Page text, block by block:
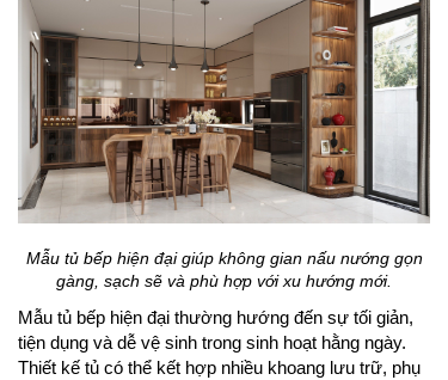
Mẫu tủ bếp hiện đại giúp không gian nấu nướng gọn
gàng, sạch sẽ và phù hợp với xu hướng mới.
Mẫu tủ bếp hiện đại thường hướng đến sự tối giản,
tiện dụng và dễ vệ sinh trong sinh hoạt hằng ngày.
Thiết kế tủ có thể kết hợp nhiều khoang lưu trữ, phụ